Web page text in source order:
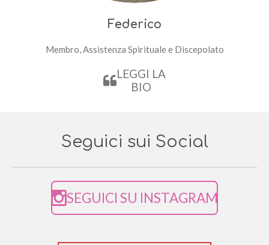
Federico
Membro, Assistenza Spirituale e Discepolato
LEGGI LA
BIO
Seguici sui Social
SEGUICI SU INSTAGRAM